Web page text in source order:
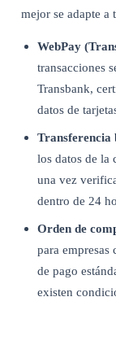
mejor se adapte a
WebPay
transacciones
Transbank,
datos de
Transferencia
los datos de la
una vez
dentro de 24
Orden de
para
de pago
existen